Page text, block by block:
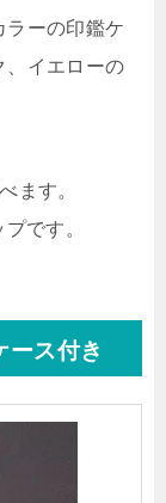
ラーの印鑑ケ
、イエローの
ます。
です。
ース付き